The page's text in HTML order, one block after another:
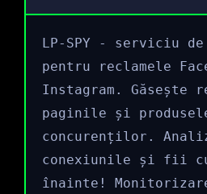
LP-SPY - serviciu
pentru reclamele
Instagram. Găsește
paginile și
concurenților.
conexiunile și fii
înainte!